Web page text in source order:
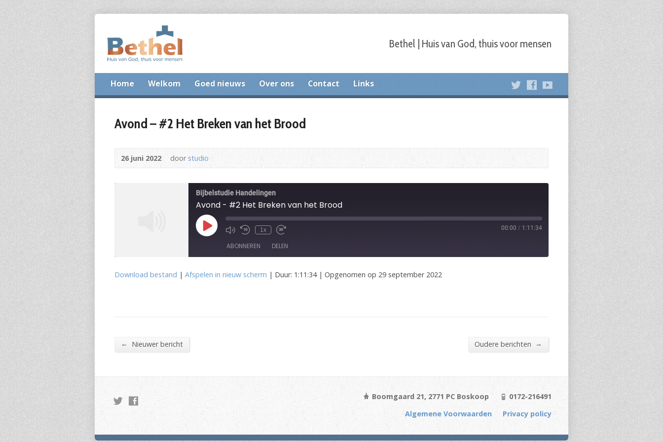
Bethel | Huis van God, thuis voor mensen
Home Welkom Goed nieuws Over ons Contact Links
Avond – #2 Het Breken van het Brood
26 juni 2022 doorstudio
Bijbelstudie Handelingen
Avond - #2 Het Breken van het Brood
Play
Episode
1x 00:00 / 1:11:34
ABONNEREN DELEN
DELEN
Download bestand | Afspelen in nieuw scherm | Duur: 1:11:34| Opgenomen op 29 september 2022
← Nieuwer bericht Oudere berichten →
Boomgaard 21, 2771 PC Boskoop
0172-216491
Algemene Voorwaarden
Privacy policy